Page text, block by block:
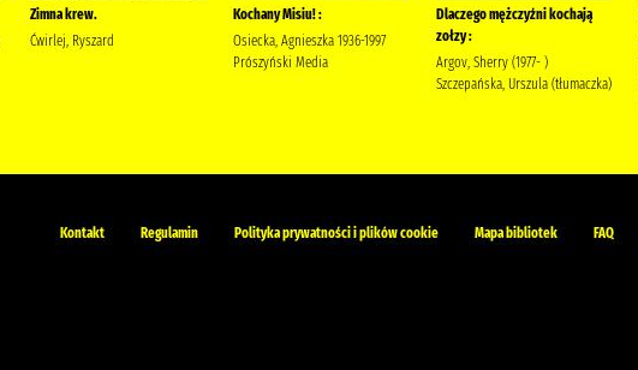
Zimna krew.
Ćwirlej, Ryszard
Kochany Misiu! :
Osiecka, Agnieszka 1936-1997
Prószyński Media
Dlaczego mężczyźni kochają
zołzy :
Argov, Sherry (1977- )
Szczepańska, Urszula (tłumaczka)
Kontakt Regulamin Polityka prywatności i plików cookie Mapa bibliotek FAQ